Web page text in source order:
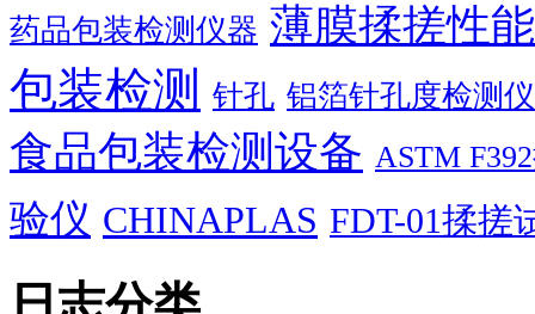
药品包装检测仪器 薄膜揉搓性
包装检测 针孔 铝箔针孔度检测
食品包装检测设备 ASTM
验仪 CHINAPLAS FDT-01揉搓